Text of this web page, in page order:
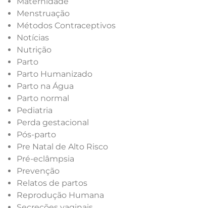
Menstruação
Métodos Contraceptivos
Notícias
Nutrição
Parto
Parto Humanizado
Parto na Água
Parto normal
Pediatria
Perda gestacional
Pós-parto
Pre Natal de Alto Risco
Pré-eclâmpsia
Prevenção
Relatos de partos
Reprodução Humana